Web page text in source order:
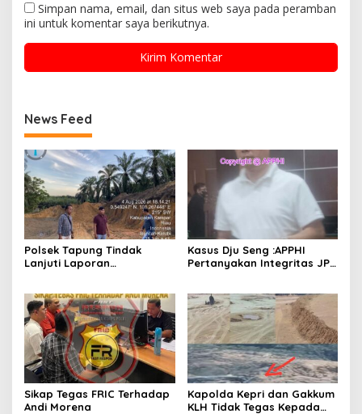
Simpan nama, email, dan situs web saya pada peramban
ini untuk komentar saya berikutnya.
News Feed
Polsek Tapung Tindak
Lanjuti Laporan
Desa Bencah Kelubi
Kasus Dju Seng :APPHI
Pertanyakan Integritas JPU
Jampidsus
Sikap Tegas FRIC Terhadap
Andi Morena
Kapolda Kepri dan Gakkum
KLH Tidak Tegas Kepada